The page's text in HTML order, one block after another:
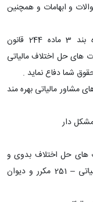
و ابهامات و همچنین
همچنین مشاوره مالیاتی میتواند بعنوان نماینده بند 3 ماده 244 قانون
های حل اختلاف مالیاتی
شما دفاع نماید .
مشاور مالیاتی بهره مند
دار
های حل اختلاف بدوی و
تجدید نظر و 216 ( اجرائیات) – شورای عالی مالیاتی – 251 مکرر و دیوان